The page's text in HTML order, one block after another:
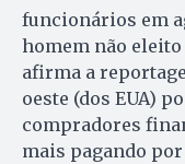
funcionários em
homem não
afirma a
oeste (dos EUA)
compradores
mais pagando